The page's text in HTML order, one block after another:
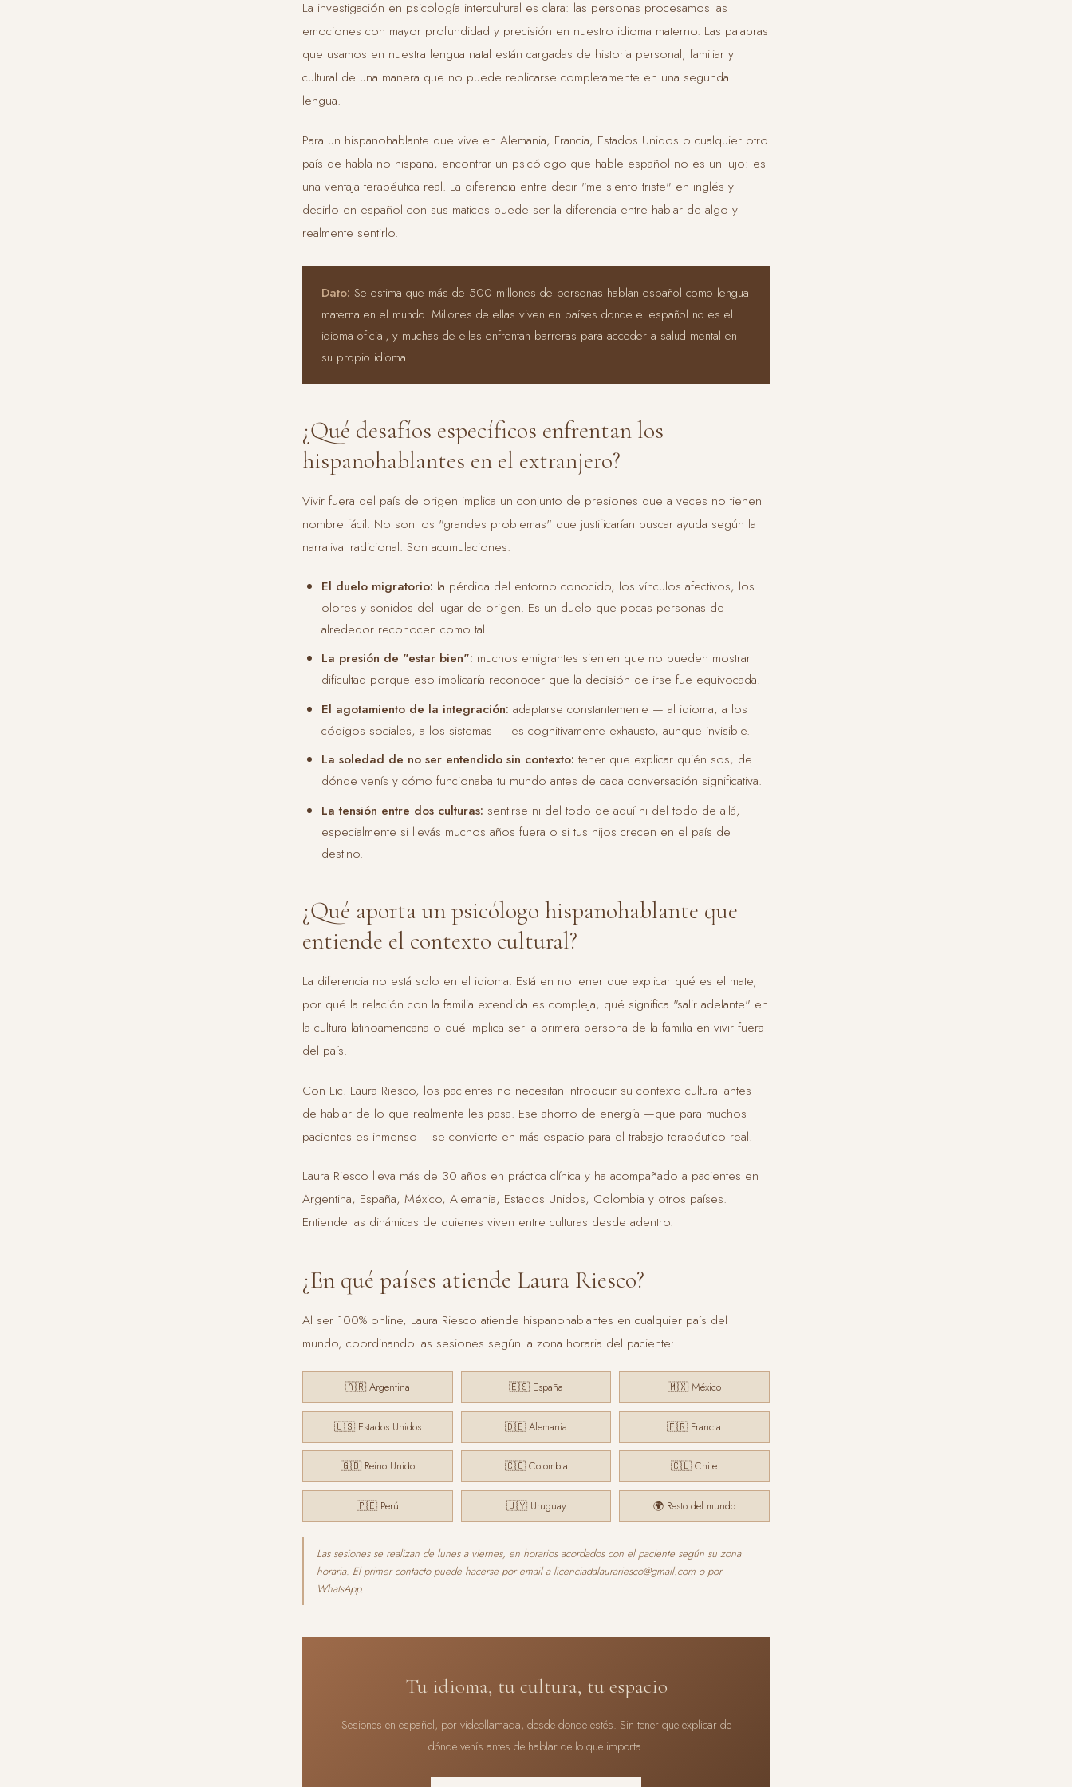
La investigación en psicología intercultural es clara: las personas procesamos las
emociones con mayor profundidad y precisión en nuestro idioma materno. Las palabras
que usamos en nuestra lengua natal están cargadas de historia personal, familiar y
cultural de una manera que no puede replicarse completamente en una segunda
lengua.
Para un hispanohablante que vive en Alemania, Francia, Estados Unidos o cualquier otro
país de habla no hispana, encontrar un psicólogo que hable español no es un lujo: es
una ventaja terapéutica real. La diferencia entre decir "me siento triste" en inglés y
decirlo en español con sus matices puede ser la diferencia entre hablar de algo y
realmente sentirlo.
Dato: Se estima que más de 500 millones de personas hablan español como lengua
materna en el mundo. Millones de ellas viven en países donde el español no es el
idioma oficial, y muchas de ellas enfrentan barreras para acceder a salud mental en
su propio idioma.
¿Qué desafíos específicos enfrentan los
hispanohablantes en el extranjero?
Vivir fuera del país de origen implica un conjunto de presiones que a veces no tienen
nombre fácil. No son los "grandes problemas" que justificarían buscar ayuda según la
narrativa tradicional. Son acumulaciones:
El duelo migratorio: la pérdida del entorno conocido, los vínculos afectivos, los
olores y sonidos del lugar de origen. Es un duelo que pocas personas de
alrededor reconocen como tal.
La presión de "estar bien": muchos emigrantes sienten que no pueden mostrar
dificultad porque eso implicaría reconocer que la decisión de irse fue equivocada.
El agotamiento de la integración: adaptarse constantemente — al idioma, a los
códigos sociales, a los sistemas — es cognitivamente exhausto, aunque invisible.
La soledad de no ser entendido sin contexto: tener que explicar quién sos, de
dónde venís y cómo funcionaba tu mundo antes de cada conversación significativa.
La tensión entre dos culturas: sentirse ni del todo de aquí ni del todo de allá,
especialmente si llevás muchos años fuera o si tus hijos crecen en el país de
destino.
¿Qué aporta un psicólogo hispanohablante que
entiende el contexto cultural?
La diferencia no está solo en el idioma. Está en no tener que explicar qué es el mate,
por qué la relación con la familia extendida es compleja, qué significa "salir adelante" en
la cultura latinoamericana o qué implica ser la primera persona de la familia en vivir fuera
del país.
Con Lic. Laura Riesco, los pacientes no necesitan introducir su contexto cultural antes
de hablar de lo que realmente les pasa. Ese ahorro de energía —que para muchos
pacientes es inmenso— se convierte en más espacio para el trabajo terapéutico real.
Laura Riesco lleva más de 30 años en práctica clínica y ha acompañado a pacientes en
Argentina, España, México, Alemania, Estados Unidos, Colombia y otros países.
Entiende las dinámicas de quienes viven entre culturas desde adentro.
¿En qué países atiende Laura Riesco?
Al ser 100% online, Laura Riesco atiende hispanohablantes en cualquier país del
mundo, coordinando las sesiones según la zona horaria del paciente:
🇦🇷 Argentina 🇪🇸 España 🇲🇽 México
🇺🇸 Estados Unidos 🇩🇪 Alemania 🇫🇷 Francia
🇬🇧 Reino Unido 🇨🇴 Colombia 🇨🇱 Chile
🇵🇪 Perú 🇺🇾 Uruguay 🌍 Resto del mundo
Las sesiones se realizan de lunes a viernes, en horarios acordados con el paciente según su zona
horaria. El primer contacto puede hacerse por email a licenciadalaurariesco@gmail.com o por
WhatsApp.
Tu idioma, tu cultura, tu espacio
Sesiones en español, por videollamada, desde donde estés. Sin tener que explicar de
dónde venís antes de hablar de lo que importa.